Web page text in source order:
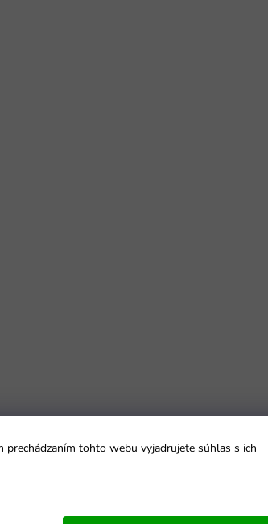
prechádzaním tohto webu vyjadrujete súhlas s ich